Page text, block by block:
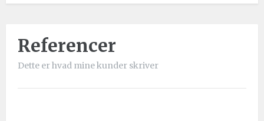
Referencer
Dette er hvad mine kunder skriver